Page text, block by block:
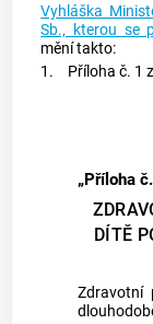
Vyhláška
Sb., kterou se
mění takto:
1.
Příloha č. 1
„Příloha
DÍTĚ
Zdravotní